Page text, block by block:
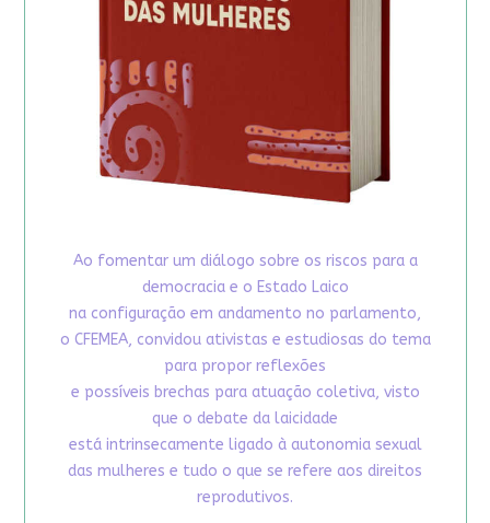
Ao fomentar um diálogo sobre os riscos para a
democracia e o Estado Laico
na configuração em andamento no parlamento,
o CFEMEA, convidou ativistas e estudiosas do tema
para propor reflexões
e possíveis brechas para atuação coletiva, visto
que o debate da laicidade
está intrinsecamente ligado à autonomia sexual
das mulheres e tudo o que se refere aos direitos
reprodutivos.